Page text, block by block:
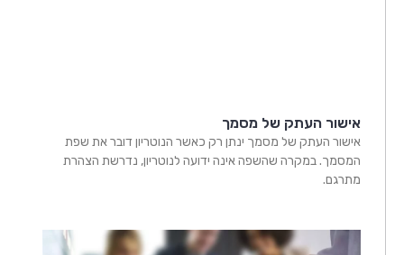
אישור העתק של מסמך
אישור העתק של מסמך ינתן רק כאשר הנוטריון דובר את שפת
המסמך. במקרה שהשפה אינה ידועה לנוטריון, נדרשת הצהרת
מתרגם.